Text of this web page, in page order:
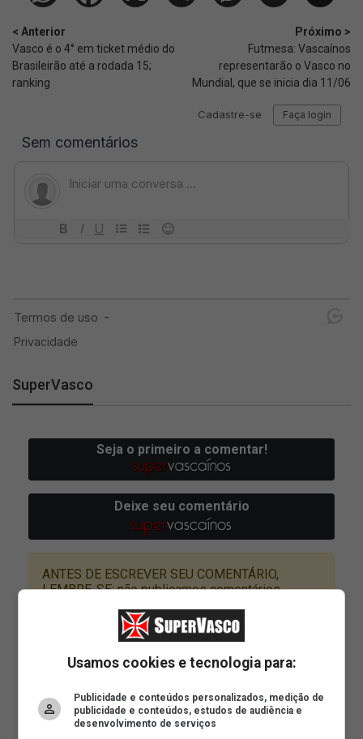
< Anterior
Vasco é o 4° em ticket médio do
Brasileirão até a rodada 15;
ranking
Próximo >
Futmesa: Vascaínos
representarão o Vasco no
Mundial, que se inicia dia 11/06
SuperVasco
Usamos cookies e tecnologia para:
Publicidade e conteúdos personalizados, medição de
publicidade e conteúdos, estudos de audiência e
desenvolvimento de serviços